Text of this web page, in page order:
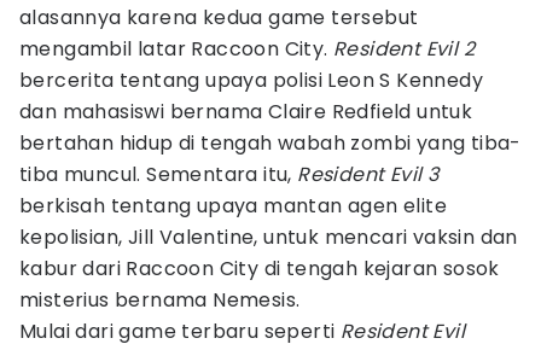
alasannya karena kedua game tersebut
mengambil latar Raccoon City. Resident Evil 2
bercerita tentang upaya polisi Leon S Kennedy
dan mahasiswi bernama Claire Redfield untuk
bertahan hidup di tengah wabah zombi yang tiba-
tiba muncul. Sementara itu, Resident Evil 3
berkisah tentang upaya mantan agen elite
kepolisian, Jill Valentine, untuk mencari vaksin dan
kabur dari Raccoon City di tengah kejaran sosok
misterius bernama Nemesis.
Mulai dari game terbaru seperti Resident Evil